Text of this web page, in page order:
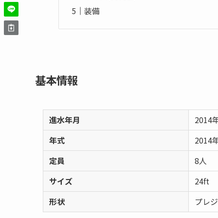
装備
基本情報
進水年月
2014
年式
2014
定員
8人
サイズ
24ft
形状
プレ